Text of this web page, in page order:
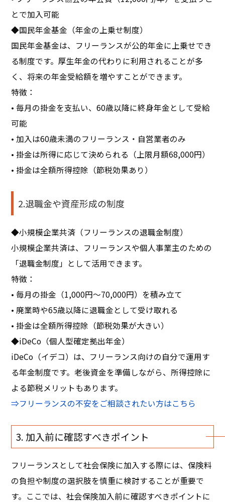
とで加入可能
◆国民年金基金（年金の上乗せ制度）
国民年金基金は、フリーランスが公的年金に上乗せでき
る制度です。厚生年金の代わりに利用されることが多
く、将来の年金受給額を増やすことができます。
特徴：
• 毎月の掛金を支払い、60歳以降に終身年金として受給
可能
• 加入は60歳未満のフリーランス・自営業者のみ
• 掛金は所得に応じて決められる（上限月額68,000円）
• 掛金は全額所得控除（節税効果あり）
2.退職金や資産形成の制度
◆小規模企業共済（フリーランスの退職金制度）
小規模企業共済は、フリーランスや個人事業主のための
「退職金制度」として活用できます。
特徴：
• 毎月の掛金（1,000円～70,000円）を積み立て
• 廃業時や65歳以降に退職金として受け取れる
• 掛金は全額所得控除（節税効果が大きい）
◆iDeCo（個人型確定拠出年金）
iDeCo（イデコ）は、フリーランス向けの自分で運用す
る年金制度です。老後資金を準備しながら、所得控除に
よる節税メリットもあります。
⇒フリーランスの不安をご相談されたい方はこちら
3. 加入前に確認すべきポイント
フリーランスとして社会保険に加入する際には、保険料
の負担や制度の選択肢を慎重に検討することが重要で
す。ここでは、社会保険加入前に確認すべきポイントに